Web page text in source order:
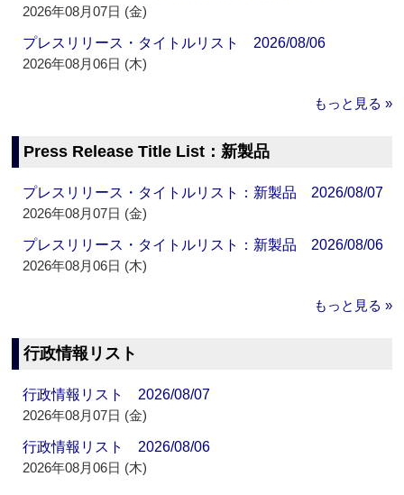
2026年08月07日 (金)
プレスリリース・タイトルリスト 2026/08/06
2026年08月06日 (木)
もっと見る »
Press Release Title List：新製品
プレスリリース・タイトルリスト：新製品 2026/08/07
2026年08月07日 (金)
プレスリリース・タイトルリスト：新製品 2026/08/06
2026年08月06日 (木)
もっと見る »
行政情報リスト
行政情報リスト 2026/08/07
2026年08月07日 (金)
行政情報リスト 2026/08/06
2026年08月06日 (木)